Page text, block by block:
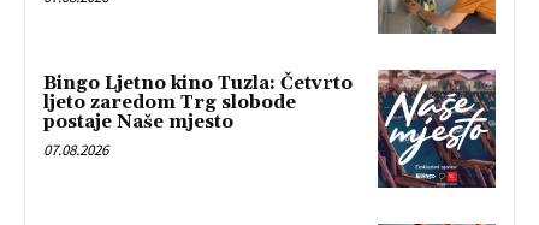
Bingo Ljetno kino Tuzla: Četvrto
ljeto zaredom Trg slobode
postaje Naše mjesto
07.08.2026